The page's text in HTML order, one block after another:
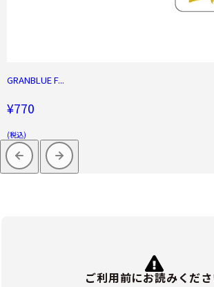
GRANBLUE F...
¥770
(税込)
ご利用前にお読みくだ